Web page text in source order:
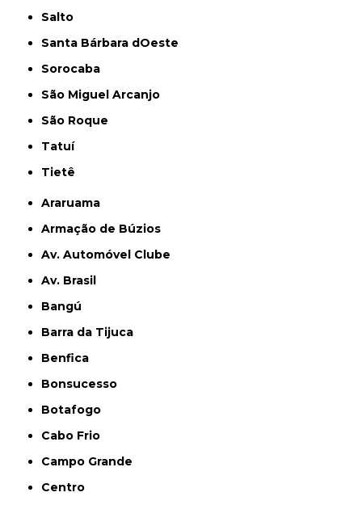
Salto
Santa Bárbara dOeste
Sorocaba
São Miguel Arcanjo
São Roque
Tatuí
Tietê
Araruama
Armação de Búzios
Av. Automóvel Clube
Av. Brasil
Bangú
Barra da Tijuca
Benfica
Bonsucesso
Botafogo
Cabo Frio
Campo Grande
Centro